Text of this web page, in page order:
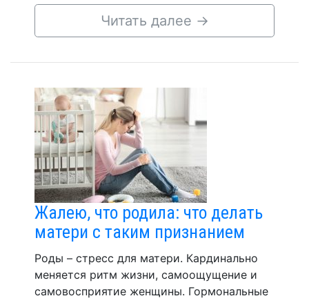
Читать далее →
Жалею, что родила: что делать
матери с таким признанием
Роды – стресс для матери. Кардинально
меняется ритм жизни, самоощущение и
самовосприятие женщины. Гормональные